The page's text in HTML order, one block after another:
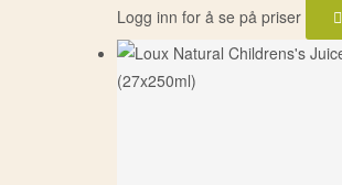
Logg inn for å se på priser